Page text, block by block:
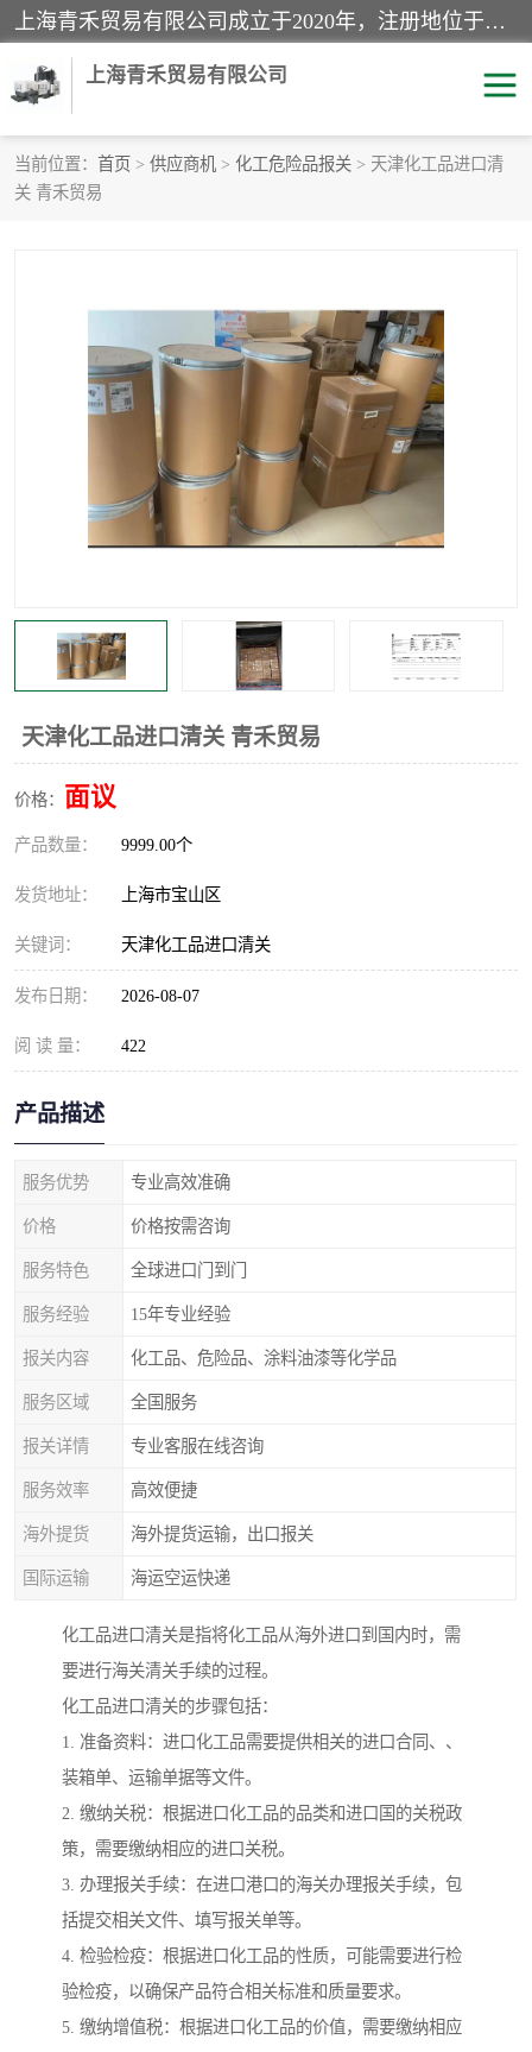
上海青禾贸易有限公司成立于2020年，注册地位于上海市宝山区。经营范围包括：机械设备、五金制品、劳防用品、电子产品、塑胶制品、家具、模具、纺织品、仪器仪表、建筑材料、装饰材料、化工产品、金属制品、机车配件等货物进出口报关、清关服务。
上海青禾贸易有限公司
当前位置： 首页 > 供应商机 > 化工危险品报关 > 天津化工品进口清
关 青禾贸易
天津化工品进口清关 青禾贸易
价格： 面议
产品数量： 9999.00个
发货地址： 上海市宝山区
关键词： 天津化工品进口清关
发布日期： 2026-08-07
阅 读 量： 422
产品描述
服务优势 专业高效准确
价格 价格按需咨询
服务特色 全球进口门到门
服务经验 15年专业经验
报关内容 化工品、危险品、涂料油漆等化学品
服务区域 全国服务
报关详情 专业客服在线咨询
服务效率 高效便捷
海外提货 海外提货运输，出口报关
国际运输 海运空运快递
化工品进口清关是指将化工品从海外进口到国内时，需
要进行海关清关手续的过程。
化工品进口清关的步骤包括：
1. 准备资料：进口化工品需要提供相关的进口合同、、
装箱单、运输单据等文件。
2. 缴纳关税：根据进口化工品的品类和进口国的关税政
策，需要缴纳相应的进口关税。
3. 办理报关手续：在进口港口的海关办理报关手续，包
括提交相关文件、填写报关单等。
4. 检验检疫：根据进口化工品的性质，可能需要进行检
验检疫，以确保产品符合相关标准和质量要求。
5. 缴纳增值税：根据进口化工品的价值，需要缴纳相应
酒类饮料报关
进口杂货清关
家用电器报关 机床进口清关